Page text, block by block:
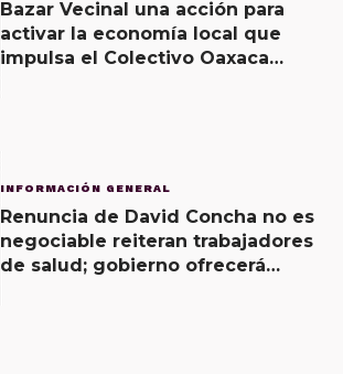
Bazar Vecinal una acción para
activar la economía local que
impulsa el Colectivo Oaxaca
INFORMACIÓN GENERAL
Renuncia de David Concha no es
negociable reiteran trabajadores
de salud; gobierno ofrecerá